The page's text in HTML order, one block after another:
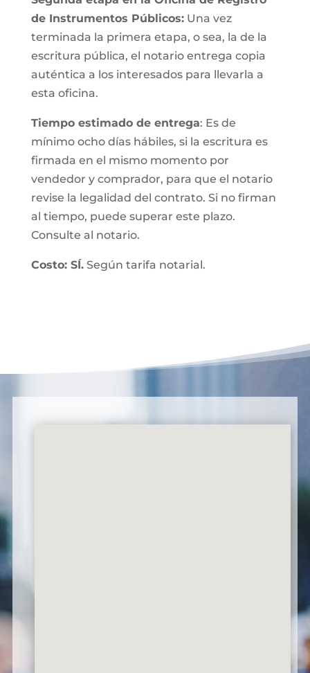
de Instrumentos Públicos:Una vez
terminada la primera etapa, o sea, la de la
escritura pública, el notario entrega copia
auténtica a los interesados para llevarla a
esta oficina.
Tiempo estimado de entrega: Es de
mínimo ocho días hábiles, si la escritura es
firmada en el mismo momento por
vendedor y comprador, para que el notario
revise la legalidad del contrato. Si no firman
al tiempo, puede superar este plazo.
Consulte al notario.
Costo: SÍ.Según tarifa notarial.